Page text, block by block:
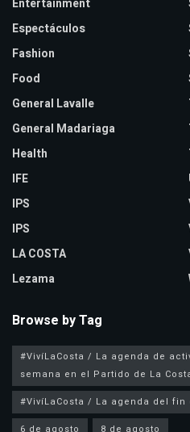
Entertainment
Espectáculos
Fashion
Food
General Lavalle
General Madariaga
Health
IFE
IPS
IPS
LA COSTA
Lezama
Browse by Tag
#VivíLaCosta / La agenda de
semana en el Partido de La
#VivíLaCosta / La agenda del fin
6 de agosto
8 de agosto